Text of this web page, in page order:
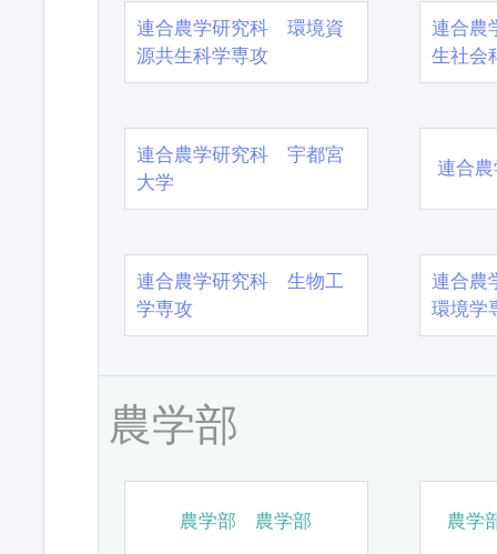
連合農学研究科 環境資
源共生科学専攻
連合農
生社会
連合農学研究科 宇都宮
大学
連合
連合農学研究科 生物工
学専攻
連合農
環境学
農学部
農学部 農学部 農学